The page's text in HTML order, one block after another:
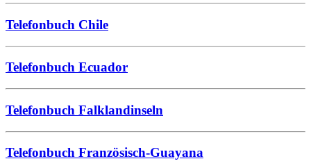
Telefonbuch Chile
Telefonbuch Ecuador
Telefonbuch Falklandinseln
Telefonbuch Französisch-Guayana